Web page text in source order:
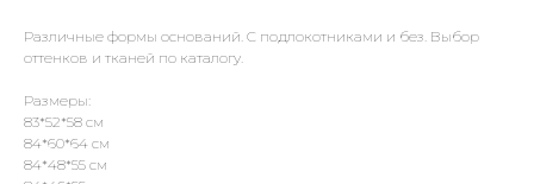
Различные формы оснований. С подлокотниками и без. Выбор
оттенков и тканей по каталогу.
Размеры:
83*52*58 см
84*60*64 см
84*48*55 см